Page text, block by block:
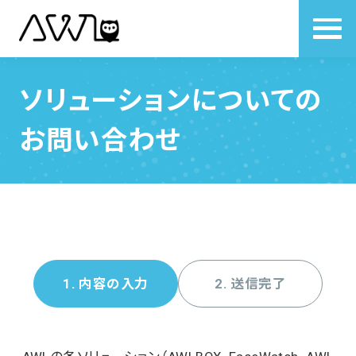
ソリューションについての
お問い合わせ
1. 内容の入力 2. 送信完了